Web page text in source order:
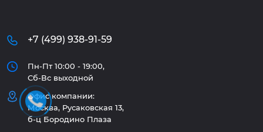
+7 (499) 938-91-59
Пн-Пт 10:00 - 19:00,
Сб-Вс выходной
Офис компании:
Москва, Русаковская 13,
б-ц Бородино Плаза